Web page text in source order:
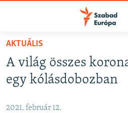
Akadálymentes
Ugrás
fő
oldalra
Ugrás
NAPIRENDEN
AKTUÁLIS
PODCASTOK
VIDEÓK
AKTUÁLIS
A világ összes
egy kólásdobozban
2021. február 12.